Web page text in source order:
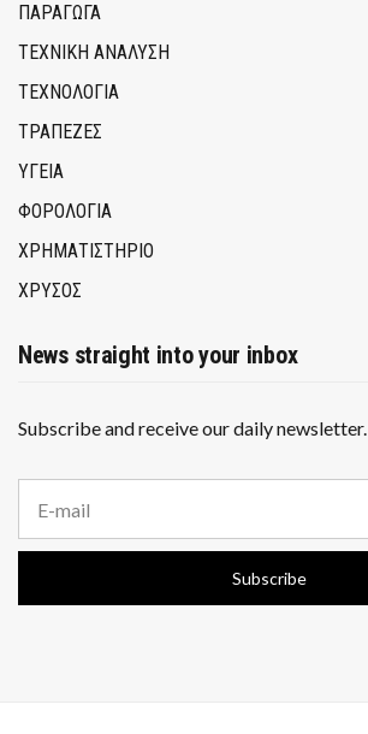
ΠΑΡΑΓΩΓΑ
ΤΕΧΝΙΚΗ ΑΝΑΛΥΣΗ
ΤΕΧΝΟΛΟΓΙΑ
ΤΡΆΠΕΖΕΣ
ΥΓΕΙΑ
ΦΟΡΟΛΟΓΙΑ
ΧΡΗΜΑΤΙΣΤΗΡΙΟ
ΧΡΥΣΟΣ
News straight into your inbox
Subscribe and receive our daily newsletter.
a
i
a
Subscribe